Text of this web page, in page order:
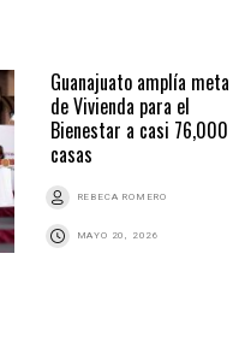
Guanajuato amplía meta
de Vivienda para el
Bienestar a casi 76,000
casas
REBECA ROMERO
MAYO 20, 2026